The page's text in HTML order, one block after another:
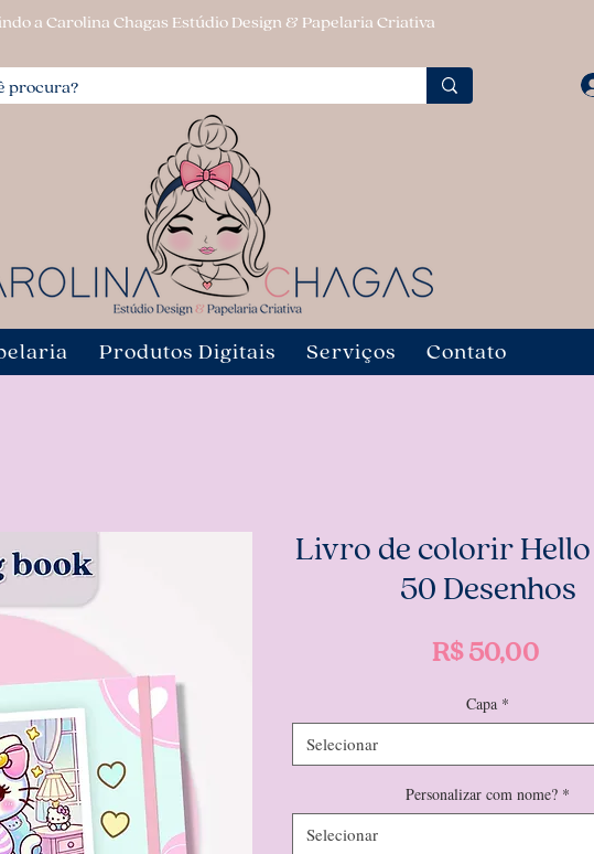
a Carolina Chagas Estúdio Design & Papelaria Criativa
Produtos Digitais Serviços Contato
Livro de colorir Hello
50 Desenhos
R$ 50,00Preço
Capa *
Selecionar
Personalizar com nome? *
Selecionar